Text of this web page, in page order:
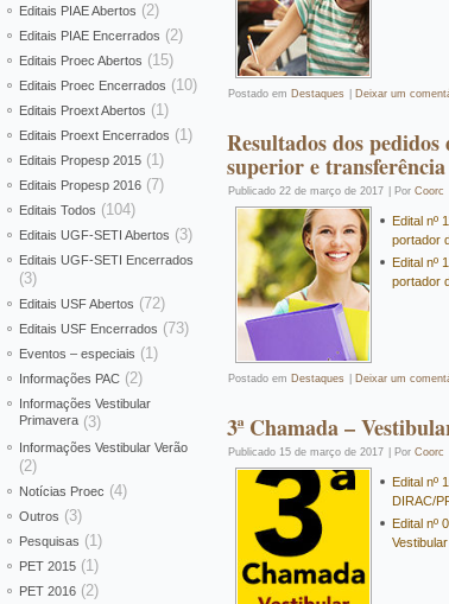
Editais PIAE Abertos (2)
Editais PIAE Encerrados (2)
Editais Proec Abertos (15)
Editais Proec Encerrados (10)
Editais Proext Abertos (1)
Editais Proext Encerrados (1)
Editais Propesp 2015 (1)
Editais Propesp 2016 (7)
Editais Todos (104)
Editais UGF-SETI Abertos (3)
Editais UGF-SETI Encerrados
(3)
Editais USF Abertos (72)
Editais USF Encerrados (73)
Eventos – especiais (1)
Informações PAC (2)
Informações Vestibular
Primavera (3)
Informações Vestibular Verão
(2)
Notícias Proec (4)
Outros (3)
Pesquisas (1)
PET 2015 (1)
PET 2016 (2)
Postado em Destaques Deixar um
Resultados dos
superior e
Publicado 22 de março de 2017 Por Coorc
Edital nº
portador
Edital nº
portador
Postado em Destaques Deixar um
3ª Chamada –
Publicado 15 de março de 2017 Por Coorc
Edital nº
DIRAC/
Edital nº